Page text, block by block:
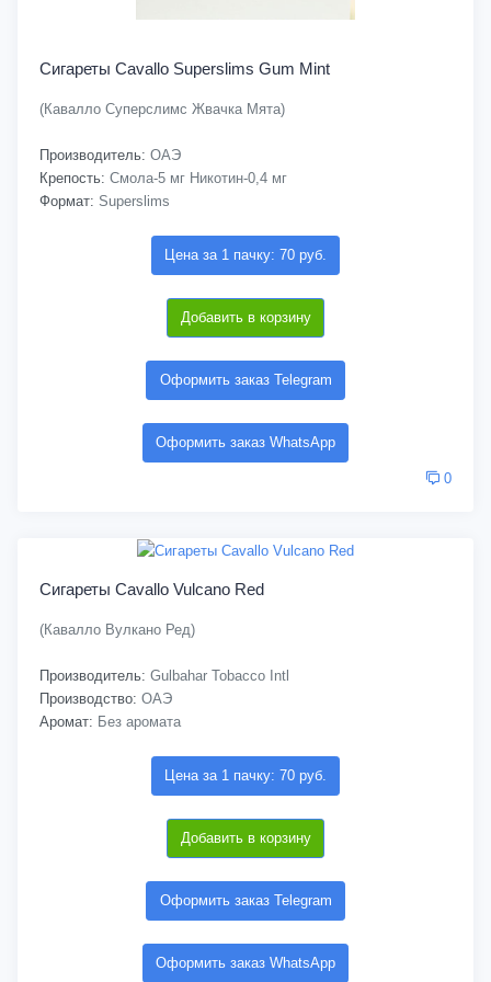
Сигареты Cavallo Superslims Gum Mint
(Кавалло Суперслимс Жвачка Мята)
Производитель: ОАЭ
Крепость: Смола-5 мг Никотин-0,4 мг
Формат: Superslims
Цена за 1 пачку: 70 руб.
Добавить в корзину
Оформить заказ Telegram
Оформить заказ WhatsApp
0
Сигареты Cavallo Vulcano Red
(Кавалло Вулкано Ред)
Производитель: Gulbahar Tobacco Intl
Производство: ОАЭ
Аромат: Без аромата
Цена за 1 пачку: 70 руб.
Добавить в корзину
Оформить заказ Telegram
Оформить заказ WhatsApp